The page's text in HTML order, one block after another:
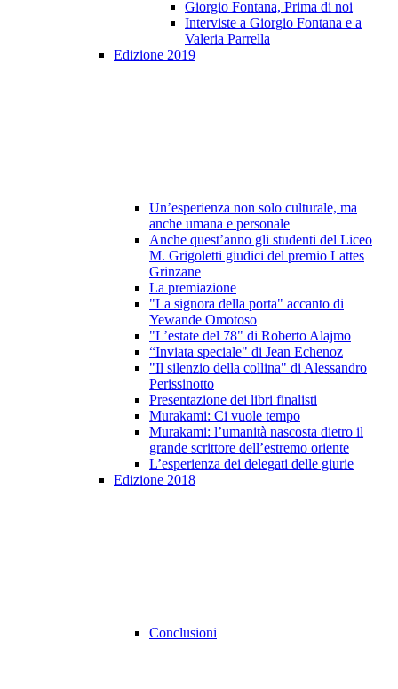
Giorgio Fontana, Prima di noi
Interviste a Giorgio Fontana e a
Valeria Parrella
Edizione 2019
Un’esperienza non solo culturale, ma
anche umana e personale
Anche quest’anno gli studenti del Liceo
M. Grigoletti giudici del premio Lattes
Grinzane
La premiazione
"La signora della porta" accanto di
Yewande Omotoso
"L’estate del 78" di Roberto Alajmo
“Inviata speciale" di Jean Echenoz
"Il silenzio della collina" di Alessandro
Perissinotto
Presentazione dei libri finalisti
Murakami: Ci vuole tempo
Murakami: l’umanità nascosta dietro il
grande scrittore dell’estremo oriente
L’esperienza dei delegati delle giurie
Edizione 2018
Conclusioni